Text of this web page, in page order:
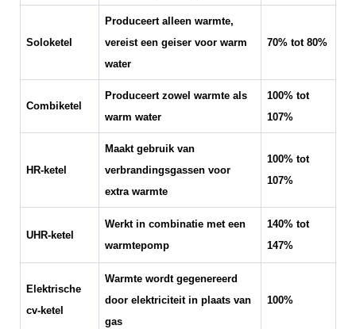
Soloketel
Produceert alleen warmte,
vereist een geiser voor warm
water
70% tot 80%
Combiketel
Produceert zowel warmte als
warm water
100% tot
107%
HR-ketel
Maakt gebruik van
verbrandingsgassen voor
extra warmte
100% tot
107%
UHR-ketel
Werkt in combinatie met een
warmtepomp
140% tot
147%
Elektrische
cv-ketel
Warmte wordt gegenereerd
door elektriciteit in plaats van
gas
100%